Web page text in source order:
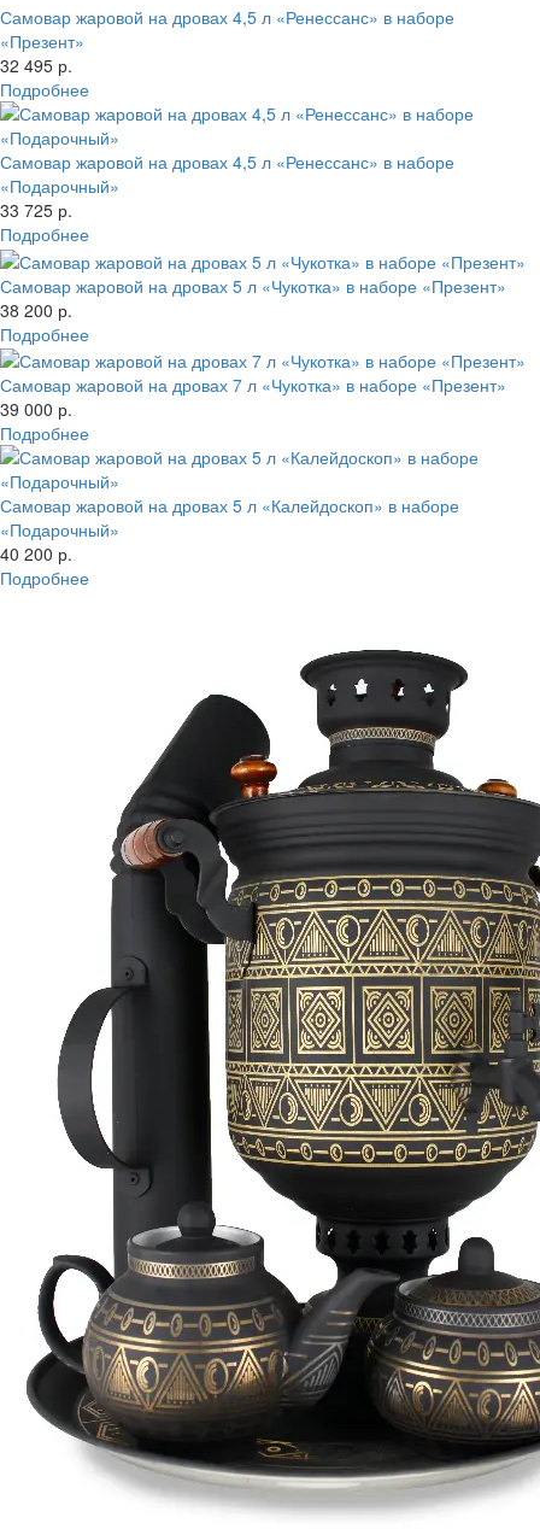
Самовар жаровой на дровах 4,5 л «Ренессанс» в наборе
«Презент»
32 495 р.
Подробнее
Самовар жаровой на дровах 4,5 л «Ренессанс» в наборе
«Подарочный»
33 725 р.
Подробнее
Самовар жаровой на дровах 5 л «Чукотка» в наборе «Презент»
38 200 р.
Подробнее
Самовар жаровой на дровах 7 л «Чукотка» в наборе «Презент»
39 000 р.
Подробнее
Самовар жаровой на дровах 5 л «Калейдоскоп» в наборе
«Подарочный»
40 200 р.
Подробнее